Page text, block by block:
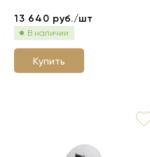
13 640 руб./шт
В наличии
Купить